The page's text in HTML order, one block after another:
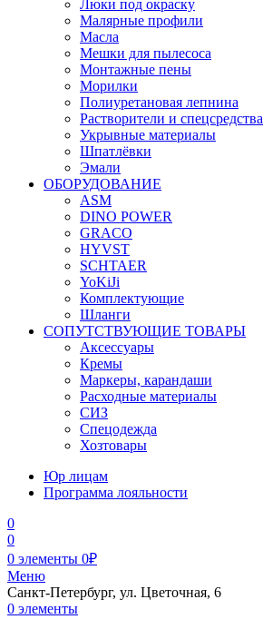
Люки под окраску
Малярные профили
Масла
Мешки для пылесоса
Монтажные пены
Морилки
Полиуретановая лепнина
Растворители и спецсредства
Укрывные материалы
Шпатлёвки
Эмали
ОБОРУДОВАНИЕ
ASM
DINO POWER
GRACO
HYVST
SCHTAER
YoKiJi
Комплектующие
Шланги
СОПУТСТВУЮЩИЕ ТОВАРЫ
Аксессуары
Кремы
Маркеры, карандаши
Расходные материалы
СИЗ
Спецодежда
Хозтовары
Юр лицам
Программа лояльности
0
0
0 элементы 0₽
Меню
Санкт-Петербург, ул. Цветочная, 6
0 элементы